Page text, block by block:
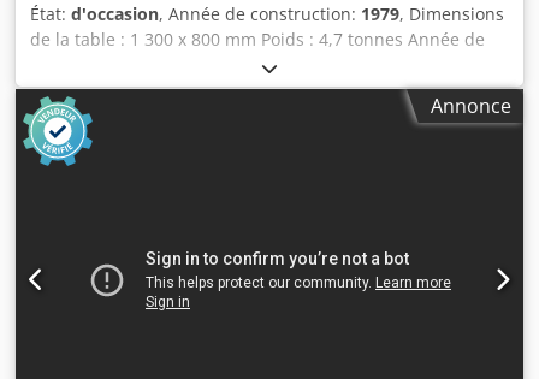
État: d'occasion, Année de construction: 1979, Dimensions
de la table : 1 300 x 800 mm Poids : 4,7 tonnes Année de
fabrication : 1979 Course de l’axe X : 1 000 mm Tête de
fraisage angulaire : oui Documentation : oui Djdezhcizopfx
Agpowa Numéro de série : 733 Poids de la machine :
environ 4,7 tonnes 5 éléments d’emballage 5 mètres cubes
Système de serrage hydraulique
Annonce